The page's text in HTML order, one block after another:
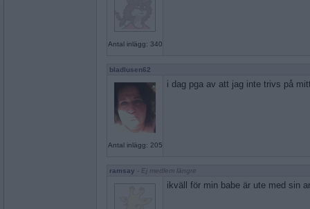
Antal inlägg: 340
bladlusen62
Antal inlägg: 205
i dag pga av att jag inte trivs på
ramsay - Ej medlem längre
ikväll för min babe är ute med sin